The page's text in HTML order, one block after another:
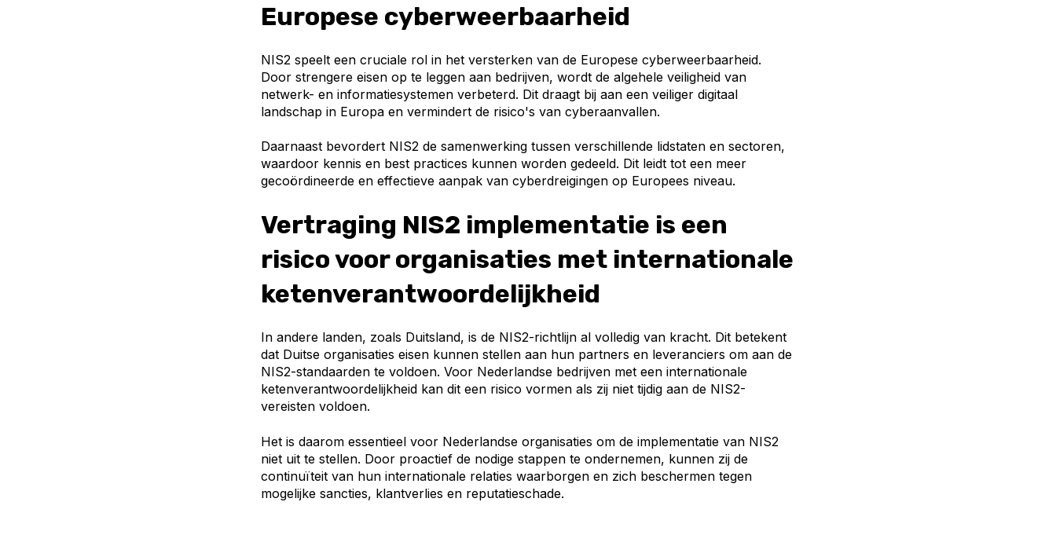
Europese cyberweerbaarheid
NIS2 speelt een cruciale rol in het versterken van de Europese cyberweerbaarheid.
Door strengere eisen op te leggen aan bedrijven, wordt de algehele veiligheid van
netwerk- en informatiesystemen verbeterd. Dit draagt bij aan een veiliger digitaal
landschap in Europa en vermindert de risico's van cyberaanvallen.
Daarnaast bevordert NIS2 de samenwerking tussen verschillende lidstaten en sectoren,
waardoor kennis en best practices kunnen worden gedeeld. Dit leidt tot een meer
gecoördineerde en effectieve aanpak van cyberdreigingen op Europees niveau.
Vertraging NIS2 implementatie is een
risico voor organisaties met internationale
ketenverantwoordelijkheid
In andere landen, zoals Duitsland, is de NIS2-richtlijn al volledig van kracht. Dit betekent
dat Duitse organisaties eisen kunnen stellen aan hun partners en leveranciers om aan de
NIS2-standaarden te voldoen. Voor Nederlandse bedrijven met een internationale
ketenverantwoordelijkheid kan dit een risico vormen als zij niet tijdig aan de NIS2-
vereisten voldoen.
Het is daarom essentieel voor Nederlandse organisaties om de implementatie van NIS2
niet uit te stellen. Door proactief de nodige stappen te ondernemen, kunnen zij de
continuïteit van hun internationale relaties waarborgen en zich beschermen tegen
mogelijke sancties, klantverlies en reputatieschade.